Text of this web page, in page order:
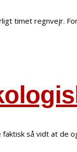
timet regnvejr.
faktisk så vidt at de